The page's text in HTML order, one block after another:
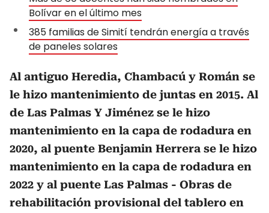
Bolívar en el último mes
385 familias de Simití tendrán energía a través
de paneles solares
Al antiguo Heredia, Chambacú y Román se
le hizo mantenimiento de juntas en 2015. Al
de Las Palmas Y Jiménez se le hizo
mantenimiento en la capa de rodadura en
2020, al puente Benjamin Herrera se le hizo
mantenimiento en la capa de rodadura en
2022 y al puente Las Palmas - Obras de
rehabilitación provisional del tablero en